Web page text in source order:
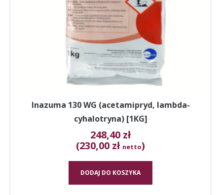
Inazuma 130 WG (acetamipryd, lambda-
cyhalotryna) [1KG]
248,40 zł
(230,00 zł netto)
DODAJ DO KOSZYKA